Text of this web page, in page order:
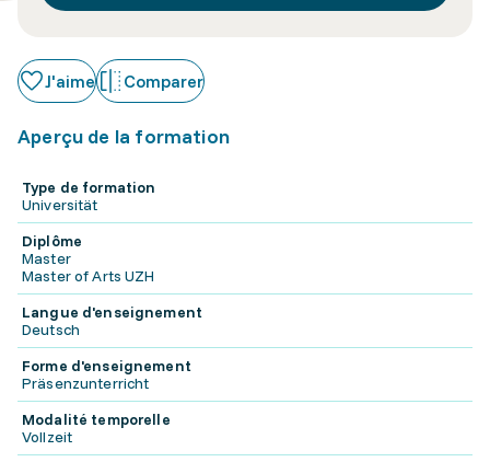
J'aime Comparer
Aperçu de la formation
Type de formation
Universität
Diplôme
Master
Master of Arts UZH
Langue d'enseignement
Deutsch
Forme d'enseignement
Präsenzunterricht
Modalité temporelle
Vollzeit